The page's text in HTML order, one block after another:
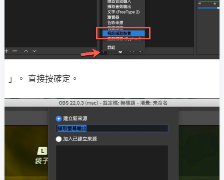
」。 直接按確定。